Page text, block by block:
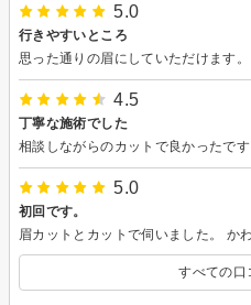
5.0
行きやすいところ
4.5
丁寧な施術でした
5.0
初回です。
すべての口